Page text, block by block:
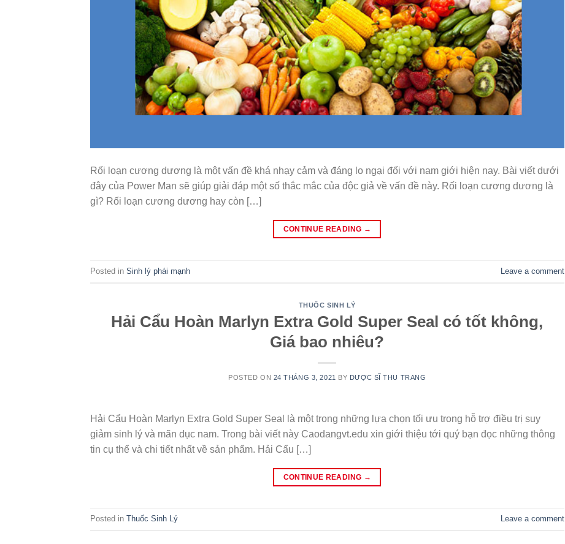
Rối loạn cương dương là một vấn đề khá nhạy cảm và đáng lo ngại đối với nam giới hiện nay. Bài viết dưới
đây của Power Man sẽ giúp giải đáp một số thắc mắc của độc giả về vấn đề này. Rối loạn cương dương là
gì? Rối loạn cương dương hay còn […]
CONTINUE READING →
Posted in Sinh lý phái mạnh Leave a comment
THUỐC SINH LÝ
Hải Cẩu Hoàn Marlyn Extra Gold Super Seal có tốt không,
Giá bao nhiêu?
POSTED ON 24 THÁNG 3, 2021 BY DƯỢC SĨ THU TRANG
Hải Cẩu Hoàn Marlyn Extra Gold Super Seal là một trong những lựa chọn tối ưu trong hỗ trợ điều trị suy
giảm sinh lý và mãn dục nam. Trong bài viết này Caodangvt.edu xin giới thiệu tới quý bạn đọc những thông
tin cụ thể và chi tiết nhất về sản phẩm. Hải Cẩu […]
CONTINUE READING →
Posted in Thuốc Sinh Lý Leave a comment